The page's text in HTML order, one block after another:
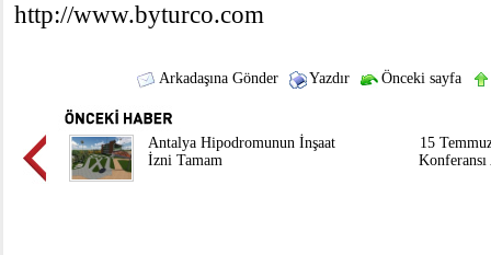
http://www.byturco.com
Arkadaşına Gönder Yazdır Önceki sayfa
Antalya Hipodromunun İnşaat
İzni Tamam
15